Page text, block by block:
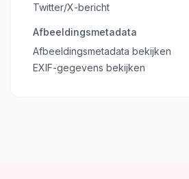
Twitter/X-bericht
Afbeeldingsmetadata
Afbeeldingsmetadata bekijken
EXIF-gegevens bekijken